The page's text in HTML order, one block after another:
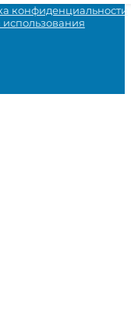
конфиденциальности
использования